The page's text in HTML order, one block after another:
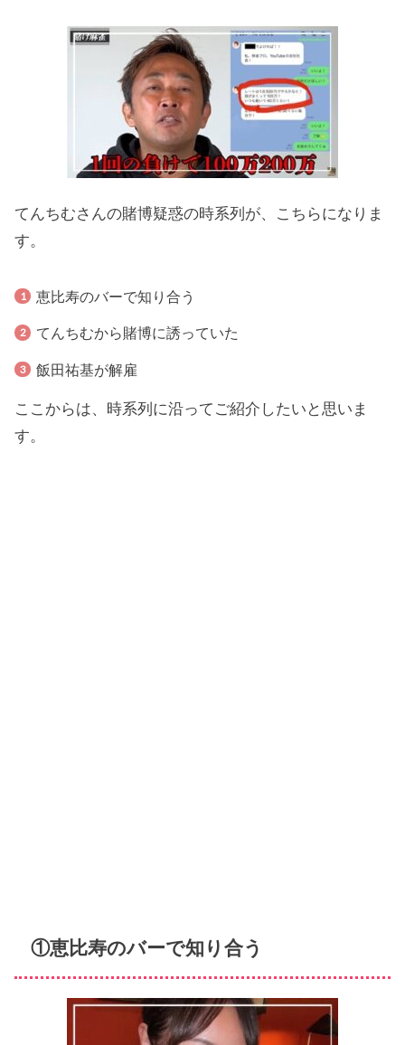
てんちむさんの賭博疑惑の時系列が、こちらになりま
す。
恵比寿のバーで知り合う
てんちむから賭博に誘っていた
飯田祐基が解雇
ここからは、時系列に沿ってご紹介したいと思いま
す。
①恵比寿のバーで知り合う